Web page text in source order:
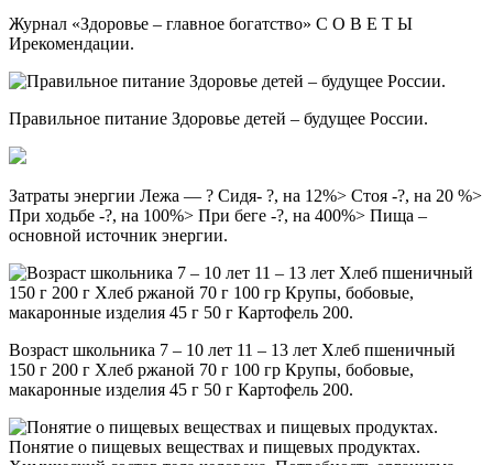
Журнал «Здоровье – главное богатство» С О В Е Т Ы
Ирекомендации.
Правильное питание Здоровье детей – будущее России.
Затраты энергии Лежа — ? Сидя- ?, на 12%> Стоя -?, на 20 %>
При ходьбе -?, на 100%> При беге -?, на 400%> Пища –
основной источник энергии.
Возраст школьника 7 – 10 лет 11 – 13 лет Хлеб пшеничный
150 г 200 г Хлеб ржаной 70 г 100 гр Крупы, бобовые,
макаронные изделия 45 г 50 г Картофель 200.